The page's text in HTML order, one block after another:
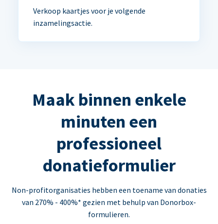
Verkoop kaartjes voor je volgende
inzamelingsactie.
Maak binnen enkele
minuten een
professioneel
donatieformulier
Non-profitorganisaties hebben een toename van donaties
van 270% - 400%* gezien met behulp van Donorbox-
formulieren.